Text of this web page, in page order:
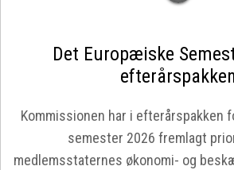
Det Europæiske
efterårspakken
Kommissionen har i efterårspakken
semester 2026 fremlagt
medlemsstaternes økonomi- og